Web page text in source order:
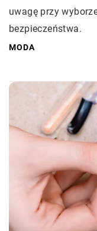
uwagę przy
bezpieczeństwa.
MODA